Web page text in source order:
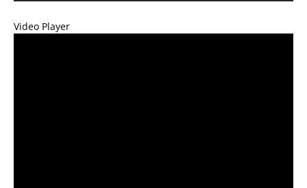
Video Player